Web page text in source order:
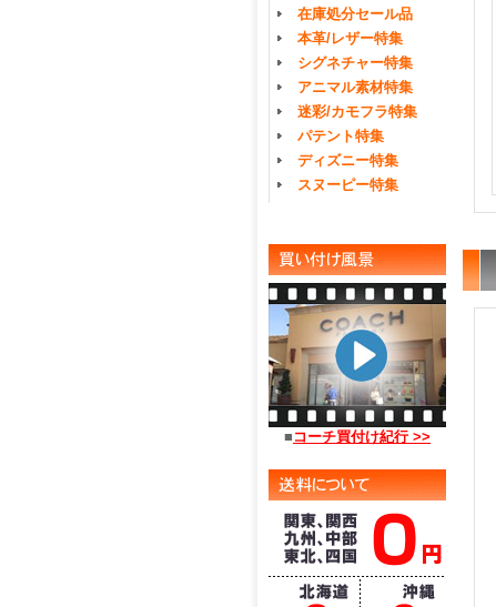
在庫処分セール品
本革/レザー特集
シグネチャー特集
アニマル素材特集
迷彩/カモフラ特集
パテント特集
ディズニー特集
スヌーピー特集
■ コーチ買付け紀行 >>